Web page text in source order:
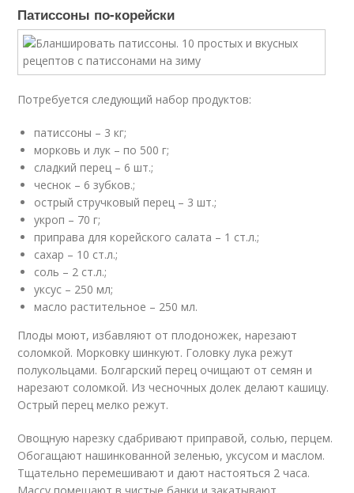
Патиссоны по-корейски
Потребуется следующий набор продуктов:
патиссоны – 3 кг;
морковь и лук – по 500 г;
сладкий перец – 6 шт.;
чеснок – 6 зубков.;
острый стручковый перец – 3 шт.;
укроп – 70 г;
приправа для корейского салата – 1 ст.л.;
сахар – 10 ст.л.;
соль – 2 ст.л.;
уксус – 250 мл;
масло растительное – 250 мл.
Плоды моют, избавляют от плодоножек, нарезают
соломкой. Морковку шинкуют. Головку лука режут
полукольцами. Болгарский перец очищают от семян и
нарезают соломкой. Из чесночных долек делают кашицу.
Острый перец мелко режут.
Овощную нарезку сдабривают приправой, солью, перцем.
Обогащают нашинкованной зеленью, уксусом и маслом.
Тщательно перемешивают и дают настояться 2 часа.